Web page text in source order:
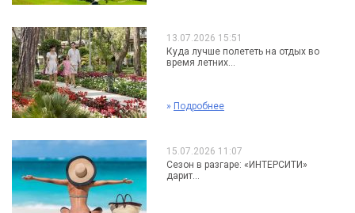
13.07.2026 15:51
Куда лучше полететь на отдых во
время летних...
» Подробнее
15.07.2026 11:07
Сезон в разгаре: «ИНТЕРСИТИ»
дарит...